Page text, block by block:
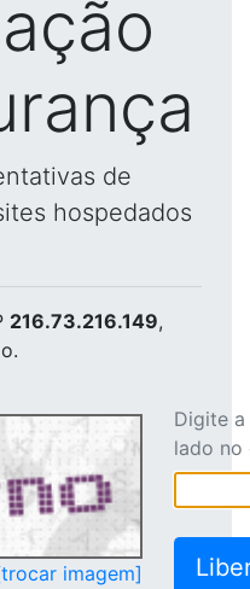
de
hospedados
216.73.216.149,
imagem]
Digite
lado no